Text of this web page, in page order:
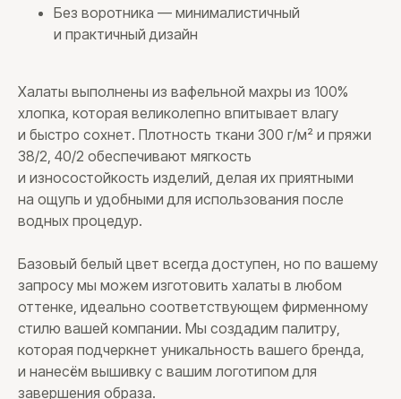
Без воротника — минималистичный
и практичный дизайн
Халаты выполнены из вафельной махры из 100%
хлопка, которая великолепно впитывает влагу
и быстро сохнет. Плотность ткани 300 г/м² и пряжи
38/2, 40/2 обеспечивают мягкость
и износостойкость изделий, делая их приятными
на ощупь и удобными для использования после
водных процедур.
Базовый белый цвет всегда доступен, но по вашему
запросу мы можем изготовить халаты в любом
оттенке, идеально соответствующем фирменному
стилю вашей компании. Мы создадим палитру,
которая подчеркнет уникальность вашего бренда,
и нанесём вышивку с вашим логотипом для
завершения образа.